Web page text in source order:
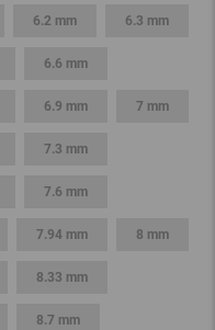
6.2 mm 6.3 mm
6.6 mm
6.9 mm 7 mm
7.3 mm
7.6 mm
7.94 mm 8 mm
8.33 mm
8.7 mm